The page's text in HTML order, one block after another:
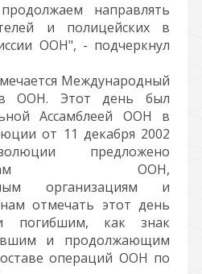
направлять
и полицейских в
ООН", - подчеркнул
Международный
ООН. Этот день был
Ассамблеей ООН в
от 11 декабря 2002
предложено
членам ООН,
организациям и
отмечать этот день
погибшим, как знак
и продолжающим
операций ООН по